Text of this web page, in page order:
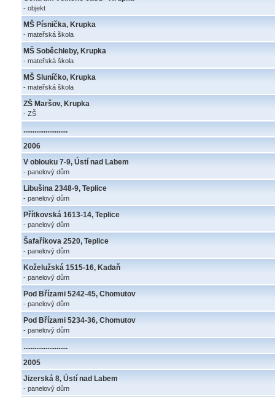
- objekt
MŠ Písnička, Krupka
- mateřská škola
MŠ Soběchleby, Krupka
- mateřská škola
MŠ Sluníčko, Krupka
- mateřská škola
ZŠ Maršov, Krupka
- ZŠ
........................
2006
V oblouku 7-9, Ústí nad Labem
- panelový dům
Libušina 2348-9, Teplice
- panelový dům
Přítkovská 1613-14, Teplice
- panelový dům
Šafaříkova 2520, Teplice
- panelový dům
Koželužská 1515-16, Kadaň
- panelový dům
Pod Břízami 5242-45, Chomutov
- panelový dům
Pod Břízami 5234-36, Chomutov
- panelový dům
........................
2005
Jizerská 8, Ústí nad Labem
- panelový dům